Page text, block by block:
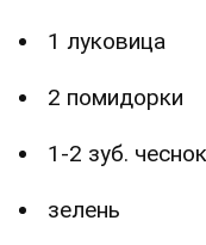
1 луковица
2 помидорки
1-2 зуб.
зелень